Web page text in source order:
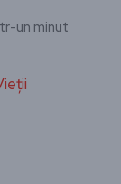
Citești într-un minut